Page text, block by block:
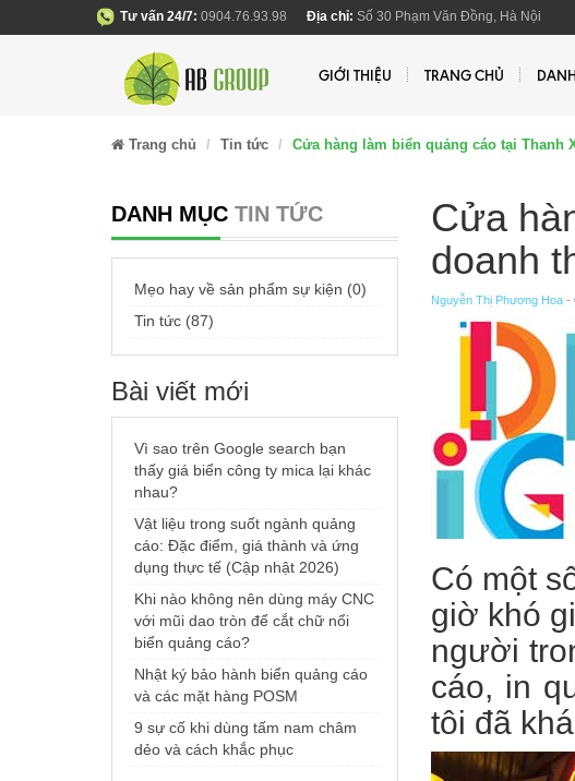
Tư vấn 24/7: 0904.76.93.98 Địa chỉ: Số 30 Phạm Văn Đồng, Hà Nội
GIỚI THIỆU TRANG CHỦ
Trang chủ Tin tức Cửa hàng làm biển quảng cáo tại Thanh
DANH MỤC TIN TỨC
Mẹo hay về sản phẩm sự kiện (0)
Tin tức (87)
Bài viết mới
Vì sao trên Google search bạn
thấy giá biển công ty mica lại khác
nhau?
Vật liệu trong suốt ngành quảng
cáo: Đặc điểm, giá thành và ứng
dụng thực tế (Cập nhật 2026)
Khi nào không nên dùng máy CNC
với mũi dao tròn để cắt chữ nổi
biển quảng cáo?
Nhật ký bảo hành biển quảng cáo
và các mặt hàng POSM
9 sự cố khi dùng tấm nam châm
dẻo và cách khắc phục
Cửa
doanh
Nguyễn Thị Phương Hoa-
Có một
giờ khó
người
cáo, in
tôi đã